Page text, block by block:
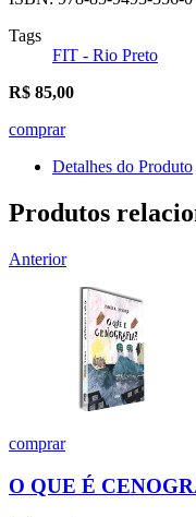
Tags
FIT - Rio Preto
R$ 85,00
comprar
Detalhes do Produto
Produtos
Anterior
comprar
O QUE É